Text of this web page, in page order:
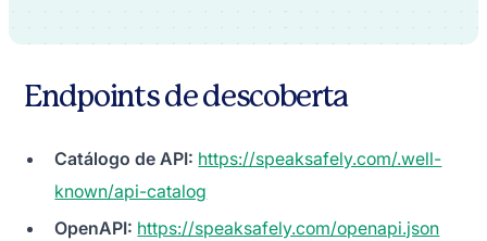
Endpoints de descoberta
Catálogo de API: https://speaksafely.com/.well-
known/api-catalog
OpenAPI: https://speaksafely.com/openapi.json